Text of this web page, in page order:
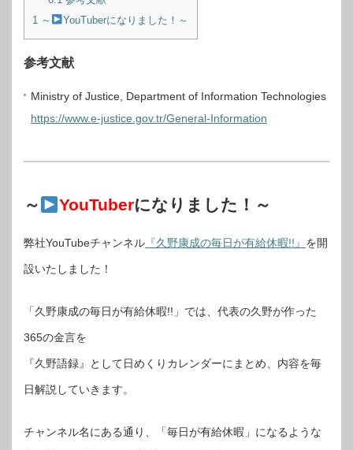
1 ～ YouTuberになりました！～
参考文献
Ministry of Justice, Department of Information Technologies
https://www.e-justice.gov.tr/General-Information
～ YouTuberになりました！～
弊社YouTubeチャンネル 『久野康成の毎日が有給休暇!!』 を開
設いたしました！
「久野康成の毎日が有給休暇!!」では、代表の久野が作った
365の金言を
『久野語録』として日めくりカレンダーにまとめ、内容を毎
日解説していきます。
チャンネル名にある通り、「毎日が有給休暇」になるような